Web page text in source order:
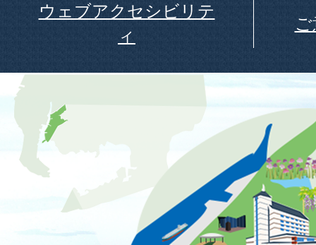
ウェブアクセシビリテ
ィ